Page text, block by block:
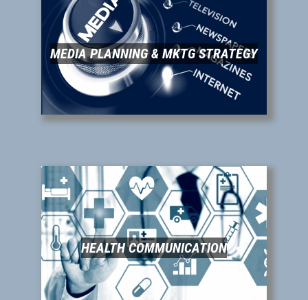
MEDIA PLANNING & MKTG STRATEGY
HEALTH COMMUNICATION